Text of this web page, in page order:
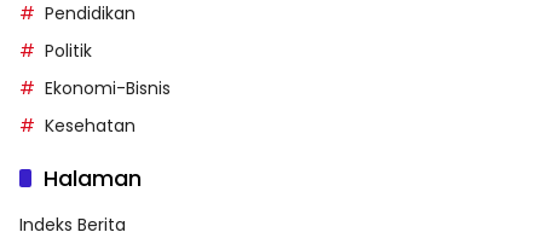
Pendidikan
Politik
Ekonomi-Bisnis
Kesehatan
Halaman
Indeks Berita